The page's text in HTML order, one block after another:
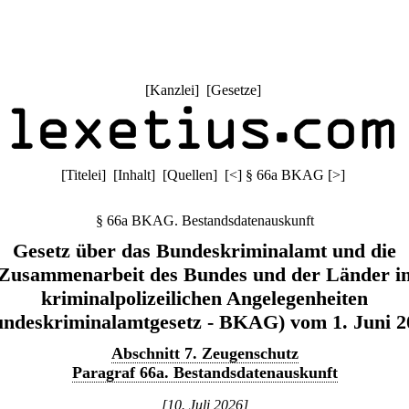
[Kanzlei] [Gesetze]
[Titelei] [Inhalt] [Quellen] [<] § 66a BKAG [>]
§ 66a BKAG. Bestandsdatenauskunft
Gesetz über das Bundeskriminalamt und die
des Bundes und der Länder
kriminalpolizeilichen Angelegenheiten
- BKAG) vom 1. Juni
Abschnitt 7. Zeugenschutz
Paragraf 66a. Bestandsdatenauskunft
[10. Juli 2026]